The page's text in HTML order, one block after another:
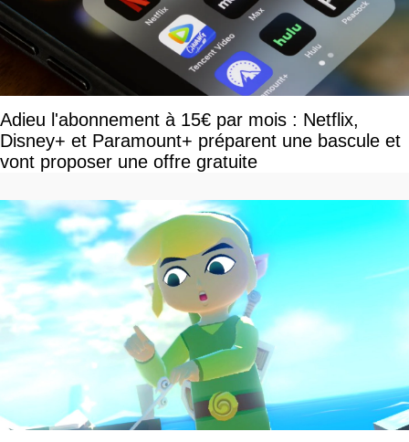
Adieu l'abonnement à 15€ par mois : Netflix,
Disney+ et Paramount+ préparent une bascule et
vont proposer une offre gratuite